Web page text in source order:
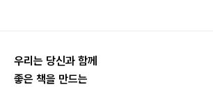
우리는 당신과 함께
좋은 책을 만드는